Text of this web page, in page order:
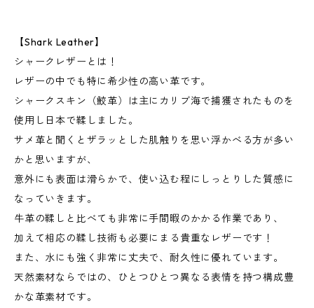
【Shark Leather】
シャークレザーとは！
レザーの中でも特に希少性の高い革です。
シャークスキン（鮫革）は主にカリブ海で捕獲されたものを
使用し日本で鞣しました。
サメ革と聞くとザラッとした肌触りを思い浮かべる方が多い
かと思いますが、
意外にも表面は滑らかで、使い込む程にしっとりした質感に
なっていきます。
牛革の鞣しと比べても非常に手間暇のかかる作業であり、
加えて相応の鞣し技術も必要にまる貴重なレザーです！
また、水にも強く非常に丈夫で、耐久性に優れています。
天然素材ならではの、ひとつひとつ異なる表情を持つ構成豊
かな革素材です。